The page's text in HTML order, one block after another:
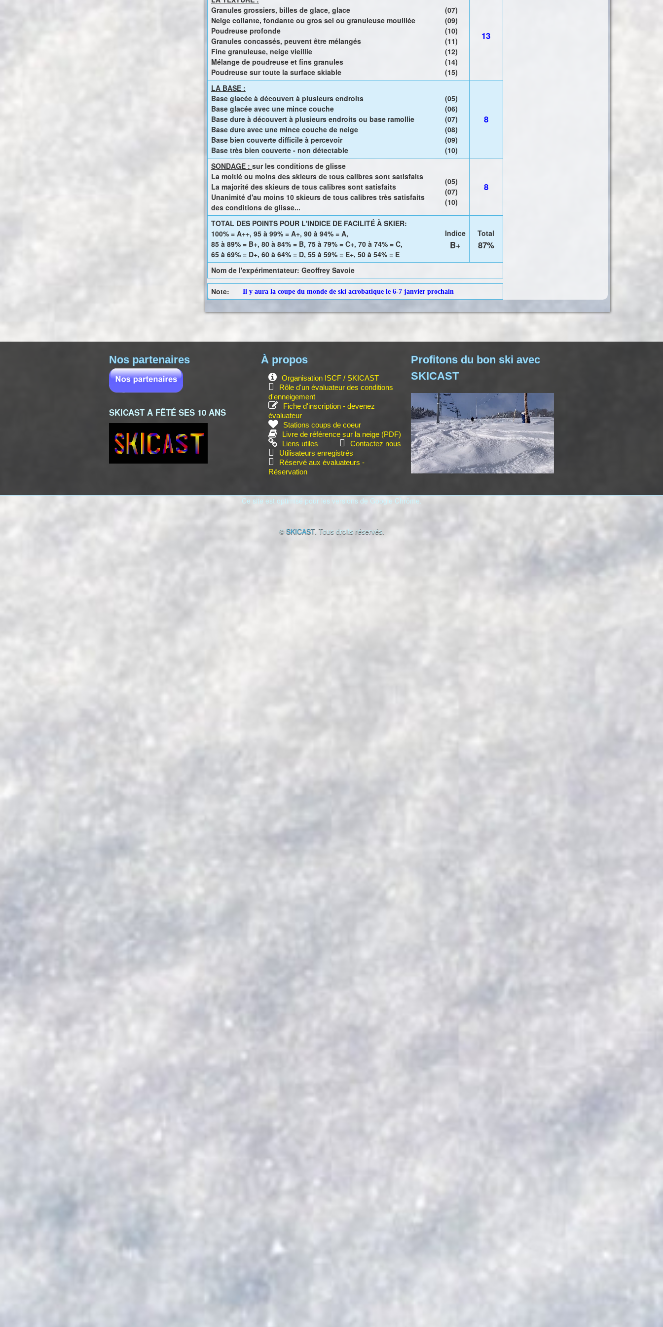
Granules grossiers, billes de glace, glace
Neige collante, fondante ou gros sel ou granuleuse mouillée
Poudreuse profonde
Granules concassés, peuvent être mélangés
Fine granuleuse, neige vieillie
Mélange de poudreuse et fins granules
Poudreuse sur toute la surface skiable
(07)
(09)
(10)
(11)
(12)
(14)
(15)
13
LA BASE :
Base glacée à découvert à plusieurs endroits
Base glacée avec une mince couche
Base dure à découvert à plusieurs endroits ou base ramollie
Base dure avec une mince couche de neige
Base bien couverte difficile à percevoir
Base très bien couverte - non détectable
(05)
(06)
(07)
(08)
(09)
(10)
8
SONDAGE : sur les conditions de glisse
La moitié ou moins des skieurs de tous calibres sont satisfaits
La majorité des skieurs de tous calibres sont satisfaits
Unanimité d'au moins 10 skieurs de tous calibres très satisfaits
des conditions de glisse...
(05)
(07)
(10)
8
TOTAL DES POINTS POUR L'INDICE DE FACILITÉ À SKIER:
100% = A++, 95 à 99% = A+, 90 à 94% = A,
85 à 89% = B+, 80 à 84% = B, 75 à 79% = C+, 70 à 74% = C,
65 à 69% = D+, 60 à 64% = D, 55 à 59% = E+, 50 à 54% = E
Indice
B+
Total
87%
Nom de l'expérimentateur: Geoffrey Savoie
Note: Il y aura la coupe du monde de ski acrobatique le 6-7 janvier prochain
Nos partenaires
SKICAST A FÊTÉ SES 10 ANS
À propos
Organisation ISCF / SKICAST
Rôle d'un évaluateur des conditions
d'enneigement
Fiche d'inscription - devenez
évaluateur
Stations coups de coeur
Livre de référence sur la neige (PDF)
Liens utiles
Contactez nous
Utilisateurs enregistrés
Réservé aux évaluateurs -
Réservation
Profitons du bon ski avec
SKICAST
Ce site est optimisé pour les versions de Google Chrôme.
© SKICAST. Tous droits réservés.